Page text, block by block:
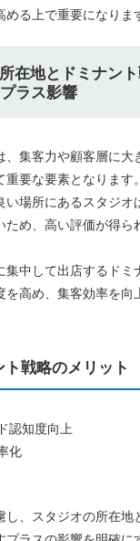
る上で重要になりま
在地とドミナン
ラス影響
、集客力や顧客層に大
重要な要素となります
場所にあるスタジオ
め、高い評価が得ら
集中して出店するドミ
を高め、集客効率を向
戦略のメリット
認知度向上
化
し、スタジオの所在地